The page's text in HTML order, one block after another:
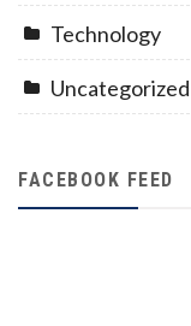
Technology
Uncategorized
FACEBOOK FEED